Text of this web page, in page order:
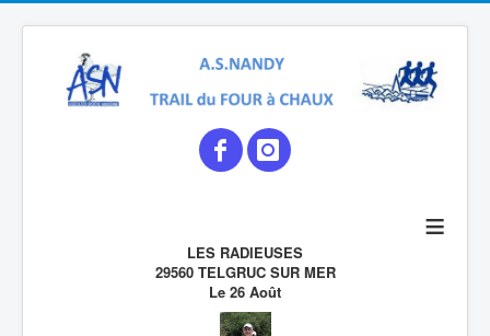
≡
LES RADIEUSES
29560 TELGRUC SUR MER
Le 26 Août